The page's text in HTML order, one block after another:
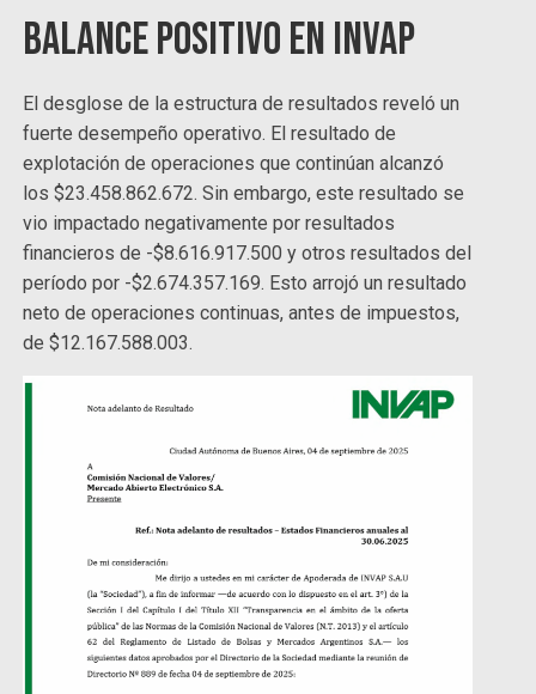
Balance positivo en INVAP
El desglose de la estructura de resultados reveló un
fuerte desempeño operativo. El resultado de
explotación de operaciones que continúan alcanzó
los $23.458.862.672. Sin embargo, este resultado se
vio impactado negativamente por resultados
financieros de -$8.616.917.500 y otros resultados del
período por -$2.674.357.169. Esto arrojó un resultado
neto de operaciones continuas, antes de impuestos,
de $12.167.588.003.